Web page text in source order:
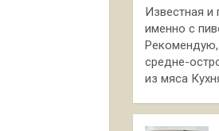
Известная и
именно с
Рекомендую,
средне-
из мяса